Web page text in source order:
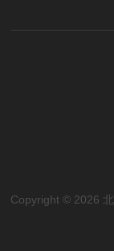
Copyright © 2026